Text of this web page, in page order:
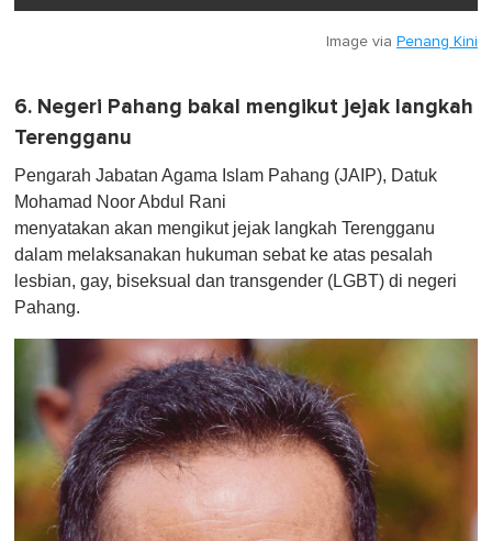
Image via Penang Kini
6. Negeri Pahang bakal mengikut jejak langkah
Terengganu
Pengarah Jabatan Agama Islam Pahang (JAIP), Datuk
Mohamad Noor Abdul Rani
menyatakan akan mengikut jejak langkah Terengganu
dalam melaksanakan hukuman sebat ke atas pesalah
lesbian, gay, biseksual dan transgender (LGBT) di negeri
Pahang.